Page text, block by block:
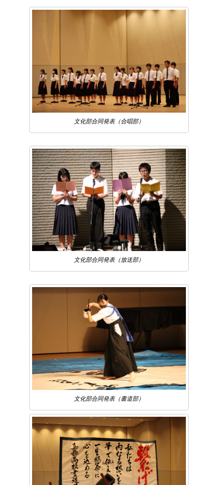
文化部合同発表（合唱部）
文化部合同発表（放送部）
文化部合同発表（書道部）